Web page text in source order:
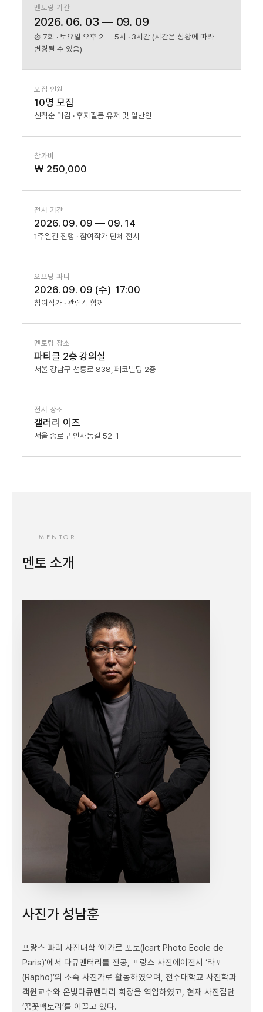
멘토링 기간
2026. 06. 03 — 09. 09
총 7회 · 토요일 오후 2 — 5시 · 3시간 (시간은 상황에 따라
변경될 수 있음)
모집 인원
10명 모집
선착순 마감 · 후지필름 유저 및 일반인
참가비
₩ 250,000
전시 기간
2026. 09. 09 — 09. 14
1주일간 진행 · 참여작가 단체 전시
오프닝 파티
2026. 09. 09 (수) 17:00
참여작가 · 관람객 함께
멘토링 장소
파티클 2층 강의실
서울 강남구 선릉로 838, 페코빌딩 2층
전시 장소
갤러리 이즈
서울 종로구 인사동길 52-1
MENTOR
멘토 소개
사진가 성남훈
프랑스 파리 사진대학 ‘이카르 포토(Icart Photo Ecole de
Paris)’에서 다큐멘터리를 전공, 프랑스 사진에이전시 ‘라포
(Rapho)’의 소속 사진가로 활동하였으며, 전주대학교 사진학과
객원교수와 온빛다큐멘터리 회장을 역임하였고, 현재 사진집단
‘꿈꽃팩토리’를 이끌고 있다.